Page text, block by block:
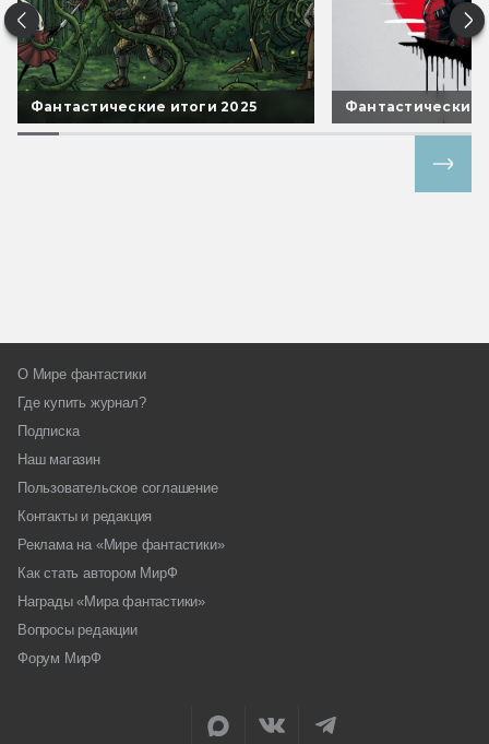
Фантастические итоги 2025 Фантастические
О Мире фантастики
Где купить журнал?
Подписка
Наш магазин
Пользовательское соглашение
Контакты и редакция
Реклама на «Мире фантастики»
Как стать автором МирФ
Награды «Мира фантастики»
Вопросы редакции
Форум МирФ